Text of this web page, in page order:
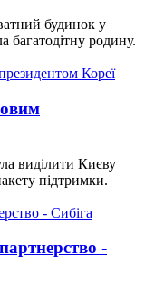
будинок у
багатодітну родину.
виділити Києву
підтримки.
-